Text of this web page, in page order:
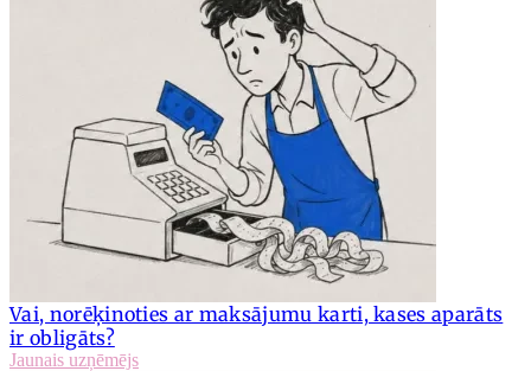
Vai, norēķinoties ar maksājumu karti, kases aparāts
ir obligāts?
Jaunais uzņēmējs